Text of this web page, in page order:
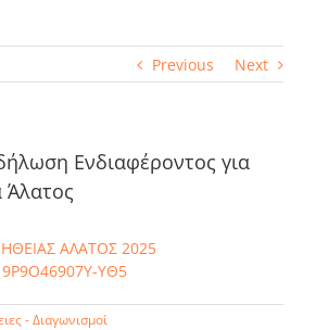
Previous Next
Ενδιαφέροντος για
Άλατος
ΑΛΑΤΟΣ 2025
9Ρ9Ο46907Υ-ΥΘ5
- Διαγωνισμοί